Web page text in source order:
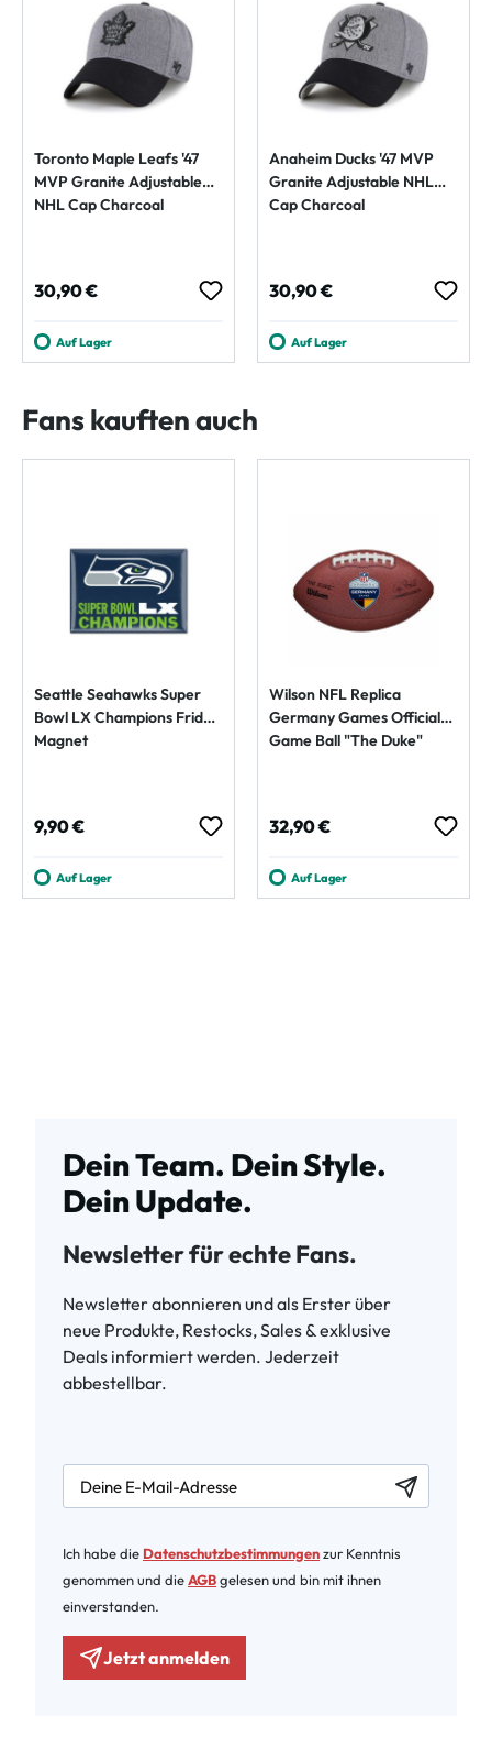
Toronto Maple Leafs '47
MVP Granite Adjustable
NHL Cap Charcoal
Regulärer Preis:
30,90 €
Auf Lager
Anaheim Ducks '47 MVP
Granite Adjustable NHL
Cap Charcoal
Regulärer Preis:
30,90 €
Auf Lager
Fans kauften auch
Seattle Seahawks Super
Bowl LX Champions Fridge
Magnet
Regulärer Preis:
9,90 €
Auf Lager
Wilson NFL Replica
Germany Games Official
Game Ball "The Duke"
Regulärer Preis:
32,90 €
Auf Lager
Dein Team. Dein Style.
Dein Update.
Newsletter für echte Fans.
Newsletter abonnieren und als Erster über
neue Produkte, Restocks, Sales & exklusive
Deals informiert werden. Jederzeit
abbestellbar.
newsletter.labelEmail
Ich habe die Datenschutzbestimmungenzur Kenntnis
genommen und dieAGBgelesen und bin mit ihnen
einverstanden.
Jetzt anmelden